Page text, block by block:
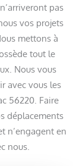
pas
vos projets
mettons à
tout le
Nous vous
avec vous les
56220. Faire
déplacements
n’engagent en
nous.